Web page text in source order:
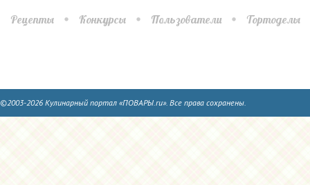
Рецепты Конкурсы Пользователи Тортоделы
©2003-2026 Кулинарный портал «ПОВАРЫ.ru». Все права сохранены.